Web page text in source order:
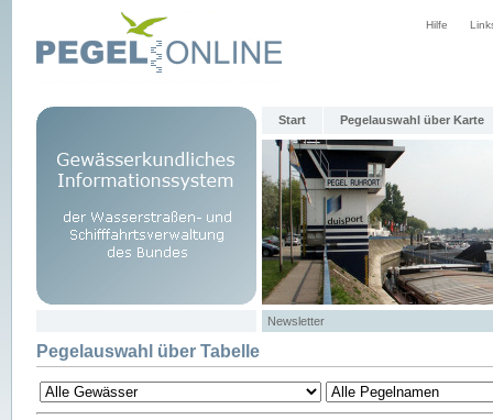
Hilfe
Start Pegelauswahl über Karte
Newsletter
Pegelauswahl über Tabelle